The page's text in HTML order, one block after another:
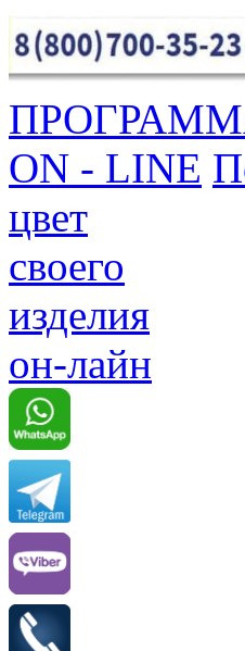
ON - LINE
цвет
своего
изделия
он-лайн